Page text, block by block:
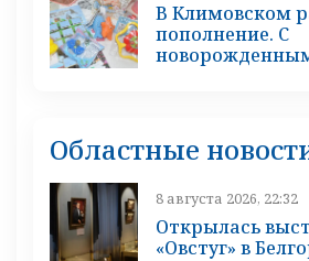
В Климовском
пополнение. С
Областные
8 августа 2026, 22:32
Открылась
«Овстуг» в